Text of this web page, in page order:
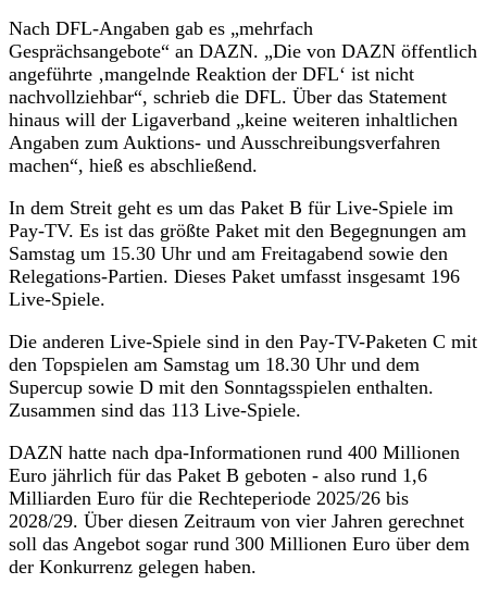
Nach DFL-Angaben gab es „mehrfach
Gesprächsangebote“ an DAZN. „Die von DAZN öffentlich
angeführte ‚mangelnde Reaktion der DFL‘ ist nicht
nachvollziehbar“, schrieb die DFL. Über das Statement
hinaus will der Ligaverband „keine weiteren inhaltlichen
Angaben zum Auktions- und Ausschreibungsverfahren
machen“, hieß es abschließend.
In dem Streit geht es um das Paket B für Live-Spiele im
Pay-TV. Es ist das größte Paket mit den Begegnungen am
Samstag um 15.30 Uhr und am Freitagabend sowie den
Relegations-Partien. Dieses Paket umfasst insgesamt 196
Live-Spiele.
Die anderen Live-Spiele sind in den Pay-TV-Paketen C mit
den Topspielen am Samstag um 18.30 Uhr und dem
Supercup sowie D mit den Sonntagsspielen enthalten.
Zusammen sind das 113 Live-Spiele.
DAZN hatte nach dpa-Informationen rund 400 Millionen
Euro jährlich für das Paket B geboten - also rund 1,6
Milliarden Euro für die Rechteperiode 2025/26 bis
2028/29. Über diesen Zeitraum von vier Jahren gerechnet
soll das Angebot sogar rund 300 Millionen Euro über dem
der Konkurrenz gelegen haben.